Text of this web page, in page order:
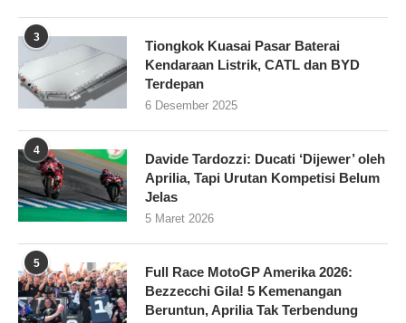
3
Tiongkok Kuasai Pasar Baterai
Kendaraan Listrik, CATL dan BYD
Terdepan
6 Desember 2025
4
Davide Tardozzi: Ducati ‘Dijewer’ oleh
Aprilia, Tapi Urutan Kompetisi Belum
Jelas
5 Maret 2026
5
Full Race MotoGP Amerika 2026:
Bezzecchi Gila! 5 Kemenangan
Beruntun, Aprilia Tak Terbendung